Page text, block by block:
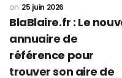
25 juin 2026
BlaBlaire.fr : Le
annuaire de
référence pour
trouver son aire de